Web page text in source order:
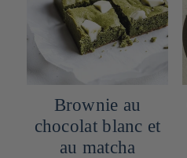
Brownie au
chocolat blanc et
au matcha